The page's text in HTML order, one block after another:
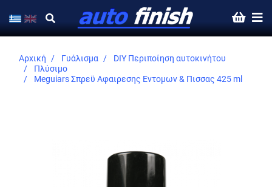
Αρχική Γυάλισμα
DIY Περιποίηση αυτοκινήτου
Πλύσιμο
Meguiars Σπρεϋ Αφαιρεσης Εντομων & Πισσας 425 ml